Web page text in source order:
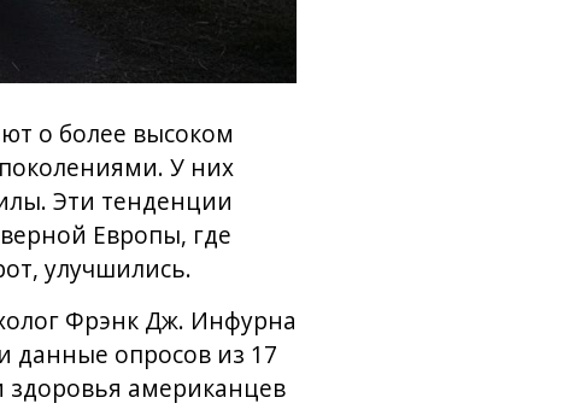
о более высоком
У них
Эти тенденции
Европы, где
улучшились.
Фрэнк Дж. Инфурна
данные опросов из 17
здоровья американцев